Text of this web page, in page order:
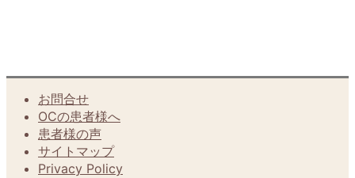
お問合せ
OCの患者様へ
患者様の声
サイトマップ
Privacy Policy